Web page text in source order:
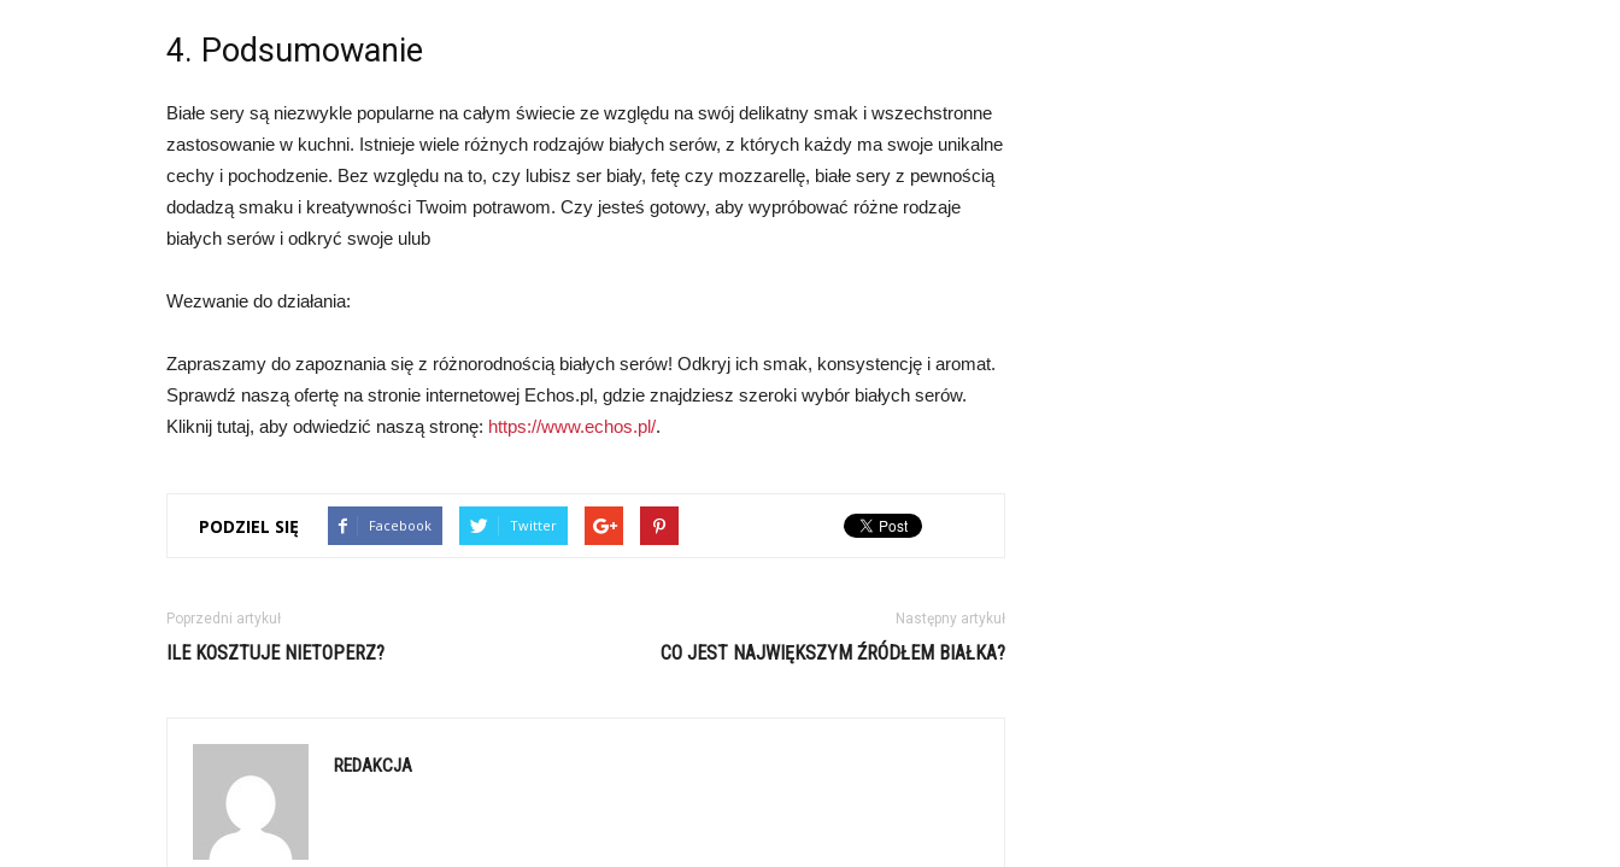
4. Podsumowanie
Białe sery są niezwykle popularne na całym świecie ze względu na swój delikatny smak i wszechstronne
zastosowanie w kuchni. Istnieje wiele różnych rodzajów białych serów, z których każdy ma swoje unikalne
cechy i pochodzenie. Bez względu na to, czy lubisz ser biały, fetę czy mozzarellę, białe sery z pewnością
dodadzą smaku i kreatywności Twoim potrawom. Czy jesteś gotowy, aby wypróbować różne rodzaje
białych serów i odkryć swoje ulub
Wezwanie do działania:
Zapraszamy do zapoznania się z różnorodnością białych serów! Odkryj ich smak, konsystencję i aromat.
Sprawdź naszą ofertę na stronie internetowej Echos.pl, gdzie znajdziesz szeroki wybór białych serów.
Kliknij tutaj, aby odwiedzić naszą stronę: https://www.echos.pl/.
PODZIEL SIĘ Facebook Twitter
Poprzedni artykuł
ILE KOSZTUJE NIETOPERZ?
Następny artykuł
CO JEST NAJWIĘKSZYM ŹRÓDŁEM BIAŁKA?
REDAKCJA